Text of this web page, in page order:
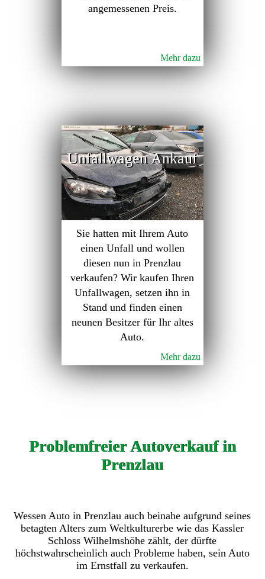
angemessenen Preis.
Mehr dazu
Unfallwagen Ankauf
Sie hatten mit Ihrem Auto
einen Unfall und wollen
diesen nun in Prenzlau
verkaufen? Wir kaufen Ihren
Unfallwagen, setzen ihn in
Stand und finden einen
neunen Besitzer für Ihr altes
Auto.
Mehr dazu
Problemfreier Autoverkauf in
Prenzlau
Wessen Auto in Prenzlau auch beinahe aufgrund seines
betagten Alters zum Weltkulturerbe wie das Kassler
Schloss Wilhelmshöhe zählt, der dürfte
höchstwahrscheinlich auch Probleme haben, sein Auto
im Ernstfall zu verkaufen.